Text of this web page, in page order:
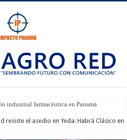
industrial farmacéutica en Panamá
resiste el asedio en Yeda: Habrá Clásico en